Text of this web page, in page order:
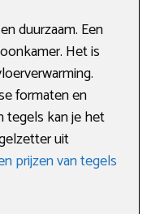
duurzaam. Een
Het is
formaten en
tegels kan je het
uit
prijzen van tegels